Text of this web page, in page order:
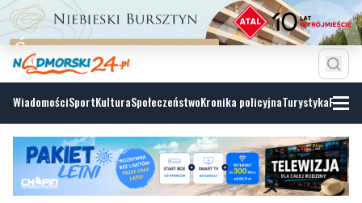
WiadomościSportKulturaSpołeczeństwoKronika policyjnaTurystyka
Ranny bielik znaleziony w lesie